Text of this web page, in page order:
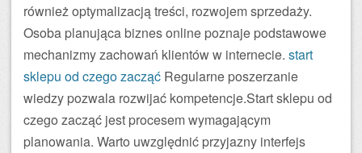
również optymalizacją treści, rozwojem sprzedaży.
Osoba planująca biznes online poznaje podstawowe
mechanizmy zachowań klientów w internecie. start
sklepu od czego zacząć Regularne poszerzanie
wiedzy pozwala rozwijać kompetencje.Start sklepu od
czego zacząć jest procesem wymagającym
planowania. Warto uwzględnić przyjazny interfejs